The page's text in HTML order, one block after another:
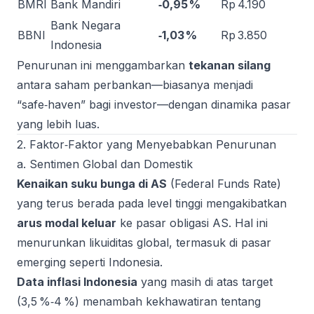
BMRI Bank Mandiri ‑0,95 % Rp 4.190
BBNI
Bank Negara
Indonesia
‑1,03 % Rp 3.850
Penurunan ini menggambarkan tekanan silang
antara saham perbankan—biasanya menjadi
“safe‑haven” bagi investor—dengan dinamika pasar
yang lebih luas.
2. Faktor‑Faktor yang Menyebabkan Penurunan
a. Sentimen Global dan Domestik
Kenaikan suku bunga di AS (Federal Funds Rate)
yang terus berada pada level tinggi mengakibatkan
arus modal keluar ke pasar obligasi AS. Hal ini
menurunkan likuiditas global, termasuk di pasar
emerging seperti Indonesia.
Data inflasi Indonesia yang masih di atas target
(3,5 %‑4 %) menambah kekhawatiran tentang